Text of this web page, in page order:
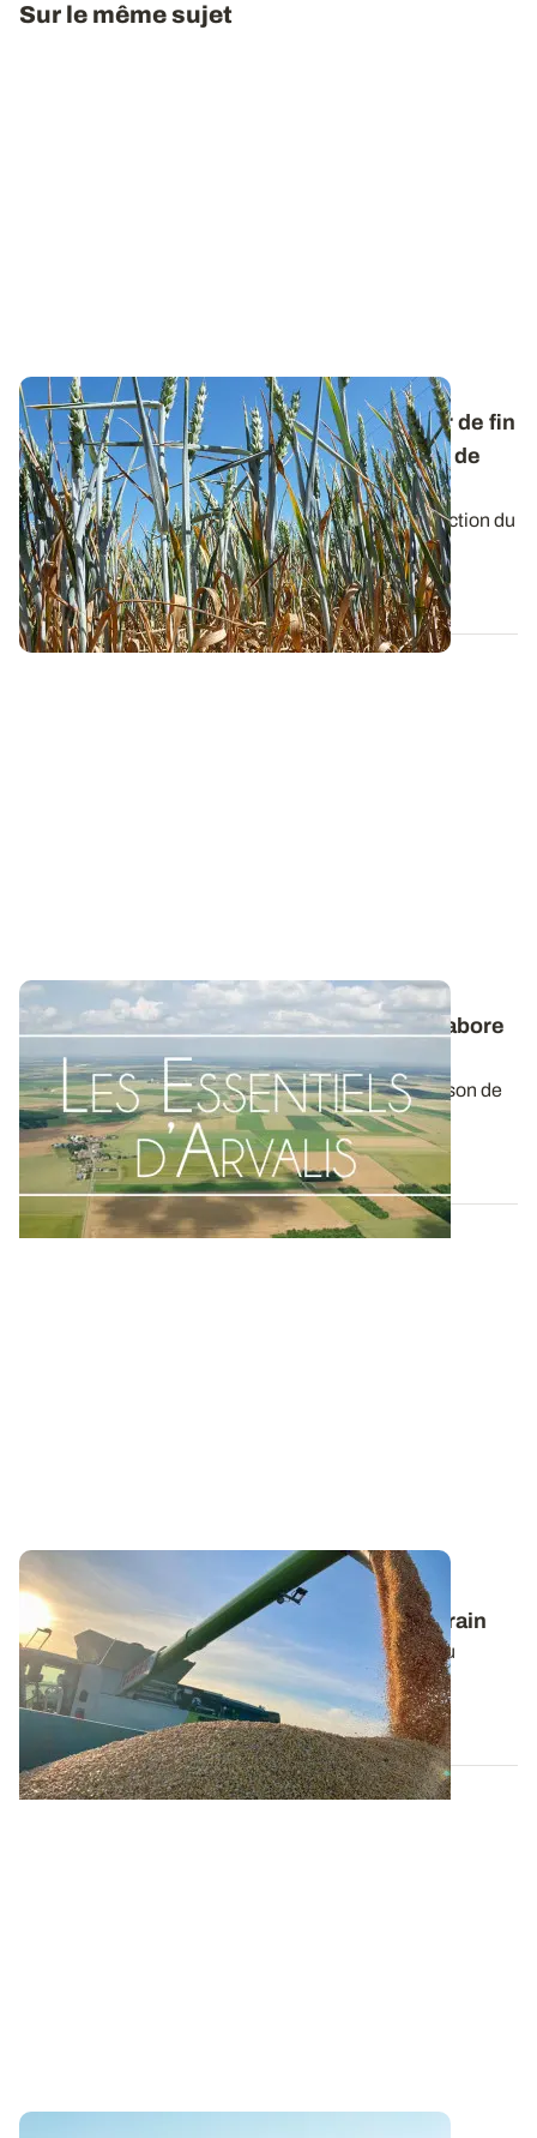
Sur le même sujet
Céréales à paille - Une sécheresse à partir de fin
montaison pénalise fortement le potentiel de
rendement
Un déficit hydrique prolongé se traduit par une réduction du
métabolisme de la plante. Il...
01 MARS 2013
Les Essentiels d’ARVALIS
- Comment s’élabore
le rendement des céréales à paille ?
Le rendement des céréales à paille est la combinaison de
plusieurs composantes : densité...
09 JUIN 2022
BRETAGNE
Estimer le rendement fourrager du maïs grain
Les canicules à répétition et le manque d’eau ont pu
fortement pénaliser le potentiel de...
06 AOÛT 2026